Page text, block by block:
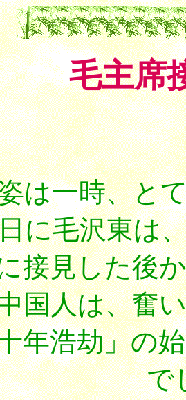
毛主席
時、とて
に毛沢東は
接見した後
国人は、奮
年浩劫」の
で